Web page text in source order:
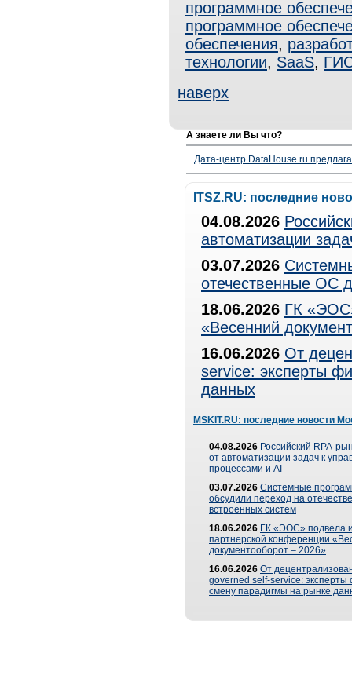
программное
программное
обеспечения,
технологии, SaaS,
наверх
А знаете ли Вы что?
Дата-центр DataHouse.ru
ITSZ.RU: последние
04.08.2026
автоматизации
03.07.2026
отечественные ОС
18.06.2026 ГК
«Весенний
16.06.2026 От
service: эксперты
данных
MSKIT.RU: последние новости
04.08.2026 Российский RPA-
от автоматизации задач к
процессами и AI
03.07.2026 Системные
обсудили переход на
встроенных систем
18.06.2026 ГК «ЭОС» подвела
партнерской конференции
документооборот – 2026»
16.06.2026 От
governed self-service: эксперты
смену парадигмы на рынке